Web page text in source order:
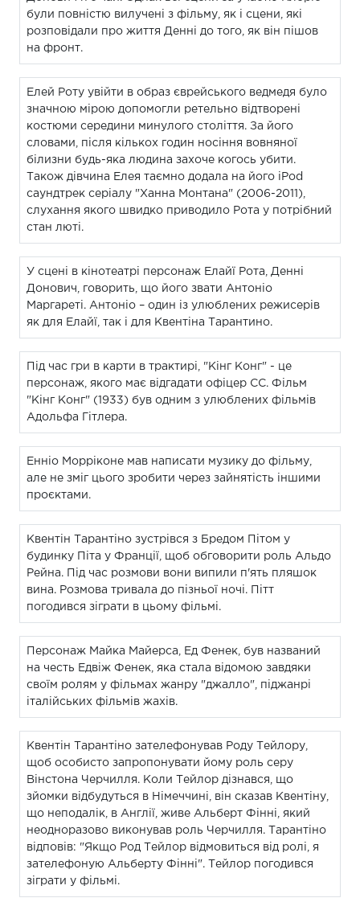
були повністю вилучені з фільму, як і сцени, які
розповідали про життя Денні до того, як він пішов
на фронт.
Елей Роту увійти в образ єврейського ведмедя було
значною мірою допомогли ретельно відтворені
костюми середини минулого століття. За його
словами, після кількох годин носіння вовняної
білизни будь-яка людина захоче когось убити.
Також дівчина Елея таємно додала на його iPod
саундтрек серіалу "Ханна Монтана" (2006-2011),
слухання якого швидко приводило Рота у потрібний
стан люті.
У сцені в кінотеатрі персонаж Елайї Рота, Денні
Донович, говорить, що його звати Антоніо
Маргареті. Антоніо – один із улюблених режисерів
як для Елайї, так і для Квентіна Тарантино.
Під час гри в карти в трактирі, "Кінг Конг" - це
персонаж, якого має відгадати офіцер СС. Фільм
"Кінг Конг" (1933) був одним з улюблених фільмів
Адольфа Гітлера.
Енніо Морріконе мав написати музику до фільму,
але не зміг цього зробити через зайнятість іншими
проєктами.
Квентін Тарантіно зустрівся з Бредом Пітом у
будинку Піта у Франції, щоб обговорити роль Альдо
Рейна. Під час розмови вони випили п'ять пляшок
вина. Розмова тривала до пізньої ночі. Пітт
погодився зіграти в цьому фільмі.
Персонаж Майка Майерса, Ед Фенек, був названий
на честь Едвіж Фенек, яка стала відомою завдяки
своїм ролям у фільмах жанру "джалло", піджанрі
італійських фільмів жахів.
Квентін Тарантіно зателефонував Роду Тейлору,
щоб особисто запропонувати йому роль серу
Вінстона Черчилля. Коли Тейлор дізнався, що
зйомки відбудуться в Німеччині, він сказав Квентіну,
що неподалік, в Англії, живе Альберт Фінні, який
неодноразово виконував роль Черчилля. Тарантіно
відповів: "Якщо Род Тейлор відмовиться від ролі, я
зателефоную Альберту Фінні". Тейлор погодився
зіграти у фільмі.